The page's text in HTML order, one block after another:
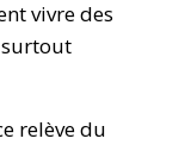
vivre des
relève du